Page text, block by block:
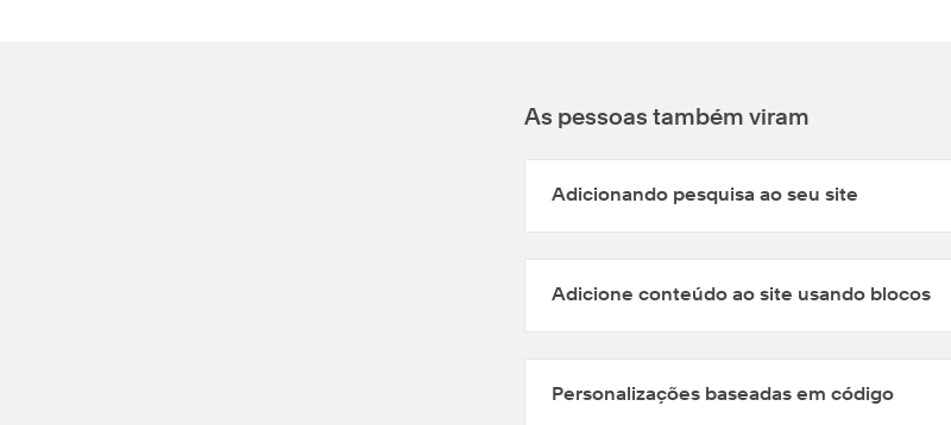
As pessoas também viram
Adicionando pesquisa ao seu site
Adicione conteúdo ao site usando blocos
Personalizações baseadas em código